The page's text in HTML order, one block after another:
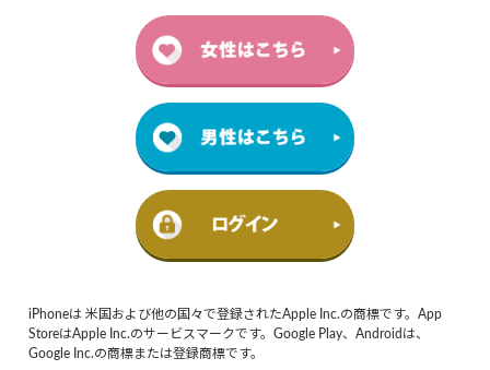
iPhoneは 米国および他の国々で登録されたApple Inc.の商標です。App
StoreはApple Inc.のサービスマークです。Google Play、Androidは、
Google Inc.の商標または登録商標です。